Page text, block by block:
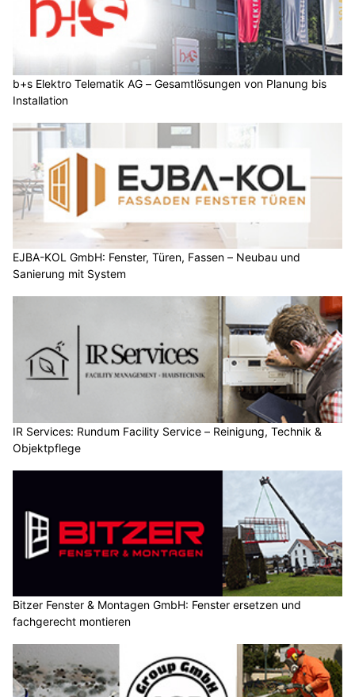
b+s Elektro Telematik AG – Gesamtlösungen von Planung bis
Installation
EJBA-KOL GmbH: Fenster, Türen, Fassen – Neubau und
Sanierung mit System
IR Services: Rundum Facility Service – Reinigung, Technik &
Objektpflege
Bitzer Fenster & Montagen GmbH: Fenster ersetzen und
fachgerecht montieren